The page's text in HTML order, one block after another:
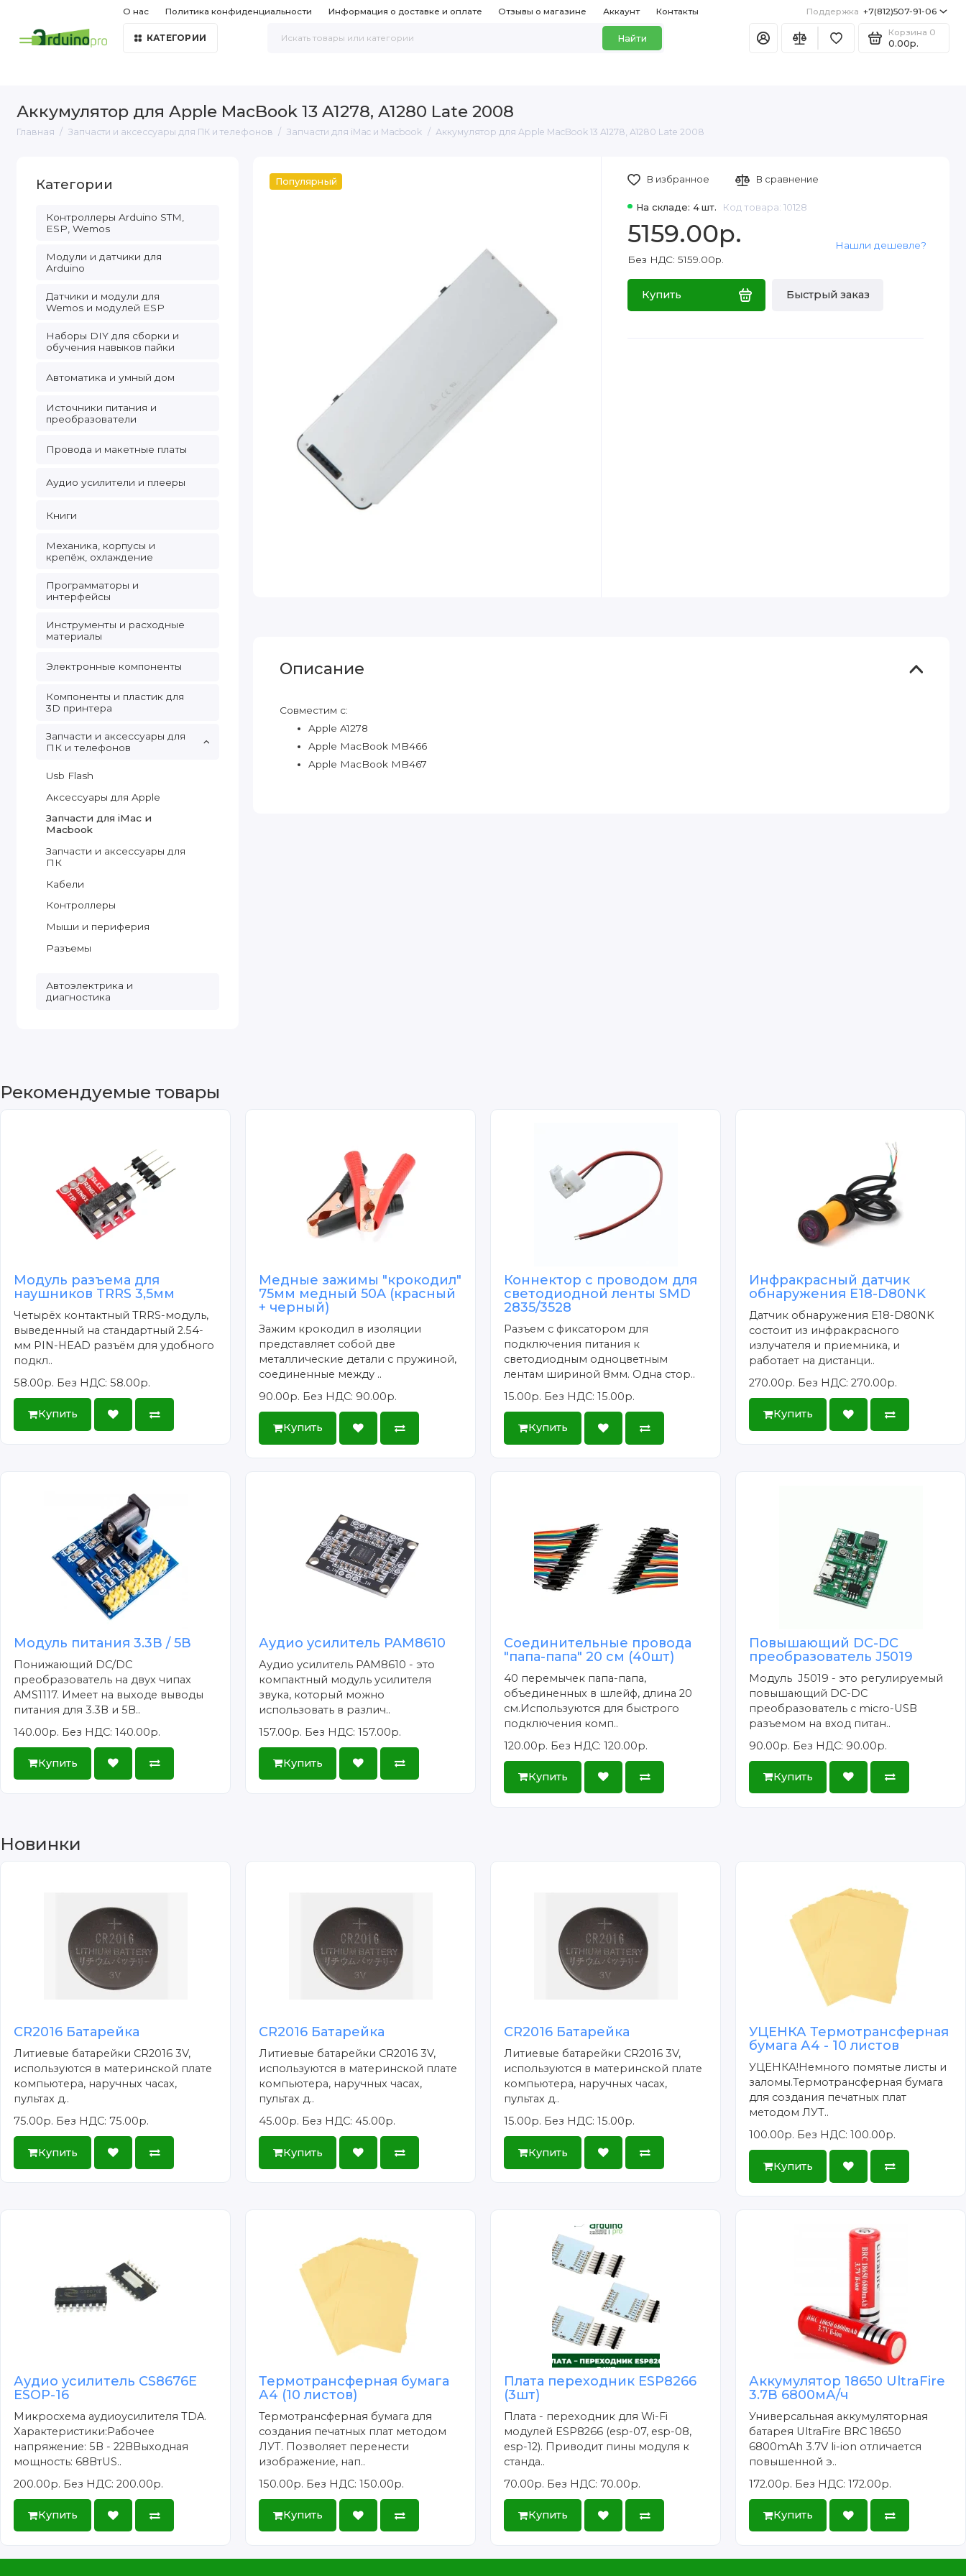
О нас Политика конфиденциальности Информация о доставке и оплате Отзывы о магазине Аккаунт Контакты Поддержка +7(812)507-91-06
КАТЕГОРИИ Найти
Корзина 0
0.00р.
Аккумулятор для Apple MacBook 13 A1278, A1280 Late 2008
Главная Запчасти и аксессуары для ПК и телефонов Запчасти для iMac и Macbook Аккумулятор для Apple MacBook 13 A1278, A1280 Late 2008
Категории
Контроллеры Arduino STM,
ESP, Wemos
Модули и датчики для
Arduino
Датчики и модули для
Wemos и модулей ESP
Наборы DIY для сборки и
обучения навыков пайки
Автоматика и умный дом
Источники питания и
преобразователи
Провода и макетные платы
Аудио усилители и плееры
Книги
Механика, корпусы и
крепёж, охлаждение
Программаторы и
интерфейсы
Инструменты и расходные
материалы
Электронные компоненты
Компоненты и пластик для
3D принтера
Запчасти и аксессуары для
ПК и телефонов
Usb Flash
Аксессуары для Apple
Запчасти для iMac и
Macbook
Запчасти и аксессуары для
ПК
Кабели
Контроллеры
Мыши и периферия
Разъемы
Автоэлектрика и
диагностика
Популярный
На складе: 4 шт. Код товара: 10128
5159.00р.
Без НДС: 5159.00р.
Купить Быстрый заказ
Нашли дешевле?
В избранное В сравнение
Описание
Совместим с:
Apple A1278
Apple MacBook MB466
Apple MacBook MB467
Рекомендуемые товары
Модуль разъема для
наушников TRRS 3,5мм
Четырёх контактный TRRS-модуль,
выведенный на стандартный 2.54-
мм PIN-HEAD разъём для удобного
подкл..
58.00р. Без НДС: 58.00р.
Купить
Медные зажимы "крокодил"
75мм медный 50A (красный
+ черный)
Зажим крокодил в изоляции
представляет собой две
металлические детали с пружиной,
соединенные между ..
90.00р. Без НДС: 90.00р.
Купить
Коннектор с проводом для
светодиодной ленты SMD
2835/3528
Разъем с фиксатором для
подключения питания к
светодиодным одноцветным
лентам шириной 8мм. Одна стор..
15.00р. Без НДС: 15.00р.
Купить
Инфракрасный датчик
обнаружения E18-D80NK
Датчик обнаружения E18-D80NK
состоит из инфракрасного
излучателя и приемника, и
работает на дистанци..
270.00р. Без НДС: 270.00р.
Купить
Модуль питания 3.3В / 5В
Понижающий DC/DC
преобразователь на двух чипах
AMS1117. Имеет на выходе выводы
питания для 3.3В и 5В..
140.00р. Без НДС: 140.00р.
Купить
Аудио усилитель PAM8610
Аудио усилитель PAM8610 - это
компактный модуль усилителя
звука, который можно
использовать в различ..
157.00р. Без НДС: 157.00р.
Купить
Соединительные провода
"папа-папа" 20 см (40шт)
40 перемычек папа-папа,
объединенных в шлейф, длина 20
см.Используются для быстрого
подключения комп..
120.00р. Без НДС: 120.00р.
Купить
Повышающий DC-DC
преобразователь J5019
Модуль J5019 - это регулируемый
повышающий DC-DC
преобразователь c micro-USB
разъемом на вход питан..
90.00р. Без НДС: 90.00р.
Купить
Новинки
CR2016 Батарейка
Литиевые батарейки CR2016 3V,
используются в материнской плате
компьютера, наручных часах,
пультах д..
75.00р. Без НДС: 75.00р.
Купить
CR2016 Батарейка
Литиевые батарейки CR2016 3V,
используются в материнской плате
компьютера, наручных часах,
пультах д..
45.00р. Без НДС: 45.00р.
Купить
CR2016 Батарейка
Литиевые батарейки CR2016 3V,
используются в материнской плате
компьютера, наручных часах,
пультах д..
15.00р. Без НДС: 15.00р.
Купить
УЦЕНКА Термотрансферная
бумага А4 - 10 листов
УЦЕНКА!Немного помятые листы и
заломы.Термотрансферная бумага
для создания печатных плат
методом ЛУТ..
100.00р. Без НДС: 100.00р.
Купить
Аудио усилитель CS8676E
ESOP-16
Микросхема аудиоусилителя TDA.
Характеристики:Рабочее
напряжение: 5В - 22ВВыходная
мощность: 68ВтUS..
200.00р. Без НДС: 200.00р.
Купить
Термотрансферная бумага
А4 (10 листов)
Термотрансферная бумага для
создания печатных плат методом
ЛУТ. Позволяет перенести
изображение, нап..
150.00р. Без НДС: 150.00р.
Купить
Плата переходник ESP8266
(3шт)
Плата - переходник для Wi-Fi
модулей ESP8266 (esp-07, esp-08,
esp-12). Приводит пины модуля к
станда..
70.00р. Без НДС: 70.00р.
Купить
Аккумулятор 18650 UltraFire
3.7В 6800мА/ч
Универсальная аккумуляторная
батарея UltraFire BRC 18650
6800mAh 3.7V li-ion отличается
повышенной э..
172.00р. Без НДС: 172.00р.
Купить